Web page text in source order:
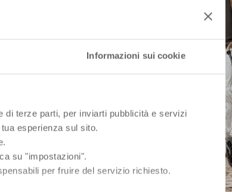
Informazioni sui cookie
terze parti, per inviarti pubblicità e servizi
esperienza sul sito.
su "impostazioni".
per fruire del servizio richiesto.
eine Berührung, die den
ausmacht! Der
Eltern
zu werden.
MEHR ERFAHREN